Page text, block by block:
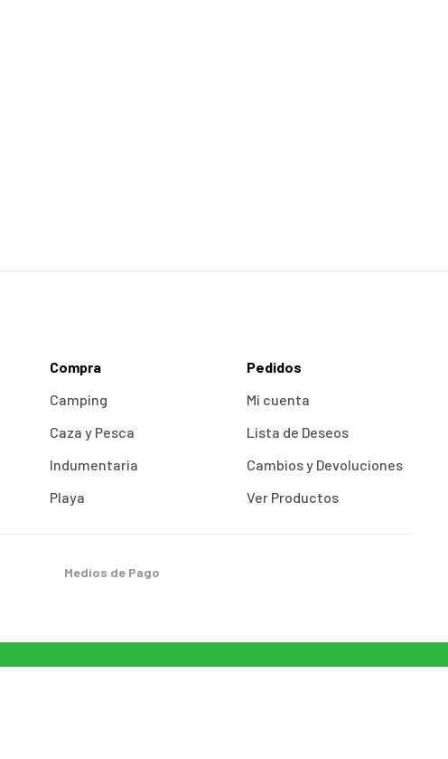
Compra
Camping
Caza y Pesca
Indumentaria
Playa
Pedidos
Mi cuenta
Lista de Deseos
Cambios y Devoluciones
Ver Productos
Medios de Pago